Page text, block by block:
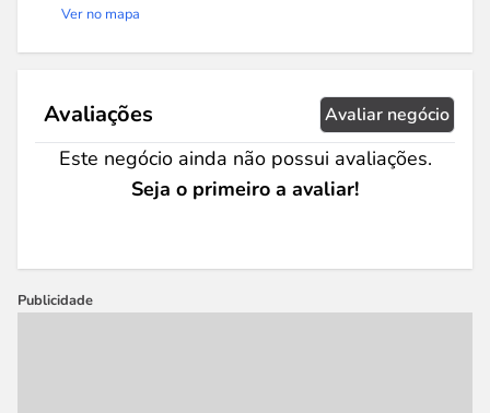
Ver no mapa
Avaliações Avaliar negócio
Este negócio ainda não possui avaliações.
Seja o primeiro a avaliar!
Publicidade